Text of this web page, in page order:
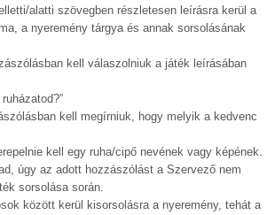
alatti szövegben részletesen leírásra kerül a
a nyeremény tárgya és annak sorsolásának
kell válaszolniuk a játék leírásában
kell megírniuk, hogy melyik a kedvenc
kell egy ruha/cipő nevének vagy képének.
úgy az adott hozzászólást a Szervező nem
sorsolása során.
között kerül kisorsolásra a nyeremény, tehát a